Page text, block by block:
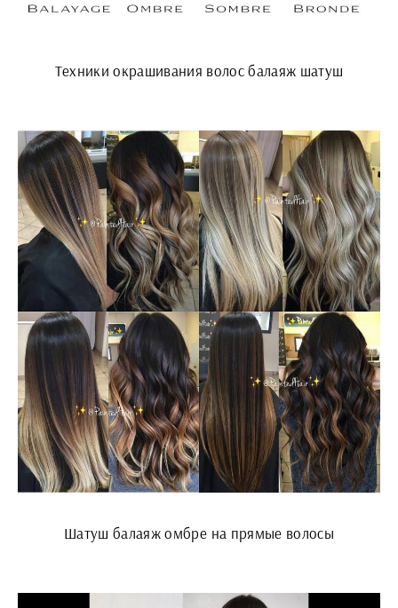
Техники окрашивания волос балаяж шатуш
Шатуш балаяж омбре на прямые волосы